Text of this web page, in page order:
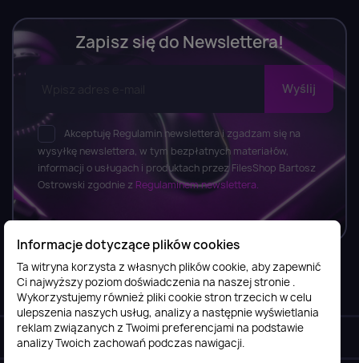
Zapisz się do Newslettera!
Akceptuję Regulamin newslettera i zgadzam się na
wysyłkę newslettera, w tym bezpłatnych materiałów,
informacji o usługach i produktach przez FilesShop Bartosz
Ostrowski zgodnie z Regulaminem newslettera.
Informacje
Obsługa klienta
Informacje dotyczące plików cookies
Ta witryna korzysta z własnych plików cookie, aby zapewnić
Ci najwyższy poziom doświadczenia na naszej stronie .
Wykorzystujemy również pliki cookie stron trzecich w celu
ulepszenia naszych usług, analizy a następnie wyświetlania
reklam związanych z Twoimi preferencjami na podstawie
analizy Twoich zachowań podczas nawigacji.